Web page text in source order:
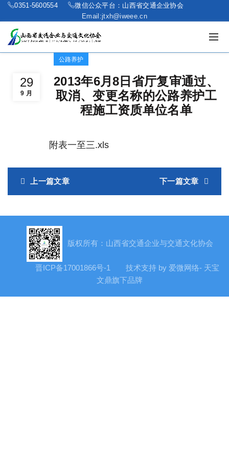
0351-5600554
微信公众平台：山西省交通企业协会
Email:jtxh@iweee.cn
29
9 月
公路养护
2013年6月8日省厅复审通过、
取消、变更名称的公路养护工
程施工资质单位名单
附表一至三.xls
上一篇文章 下一篇文章
版权所有：山西省交通企业与交通文化协会
晋ICP备17001866号-1
技术支持 by 爱微网络- 天宝
文鼎旗下品牌